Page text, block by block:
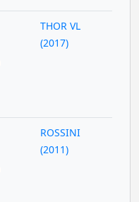
THOR VL
(2017)
ROSSINI
(2011)